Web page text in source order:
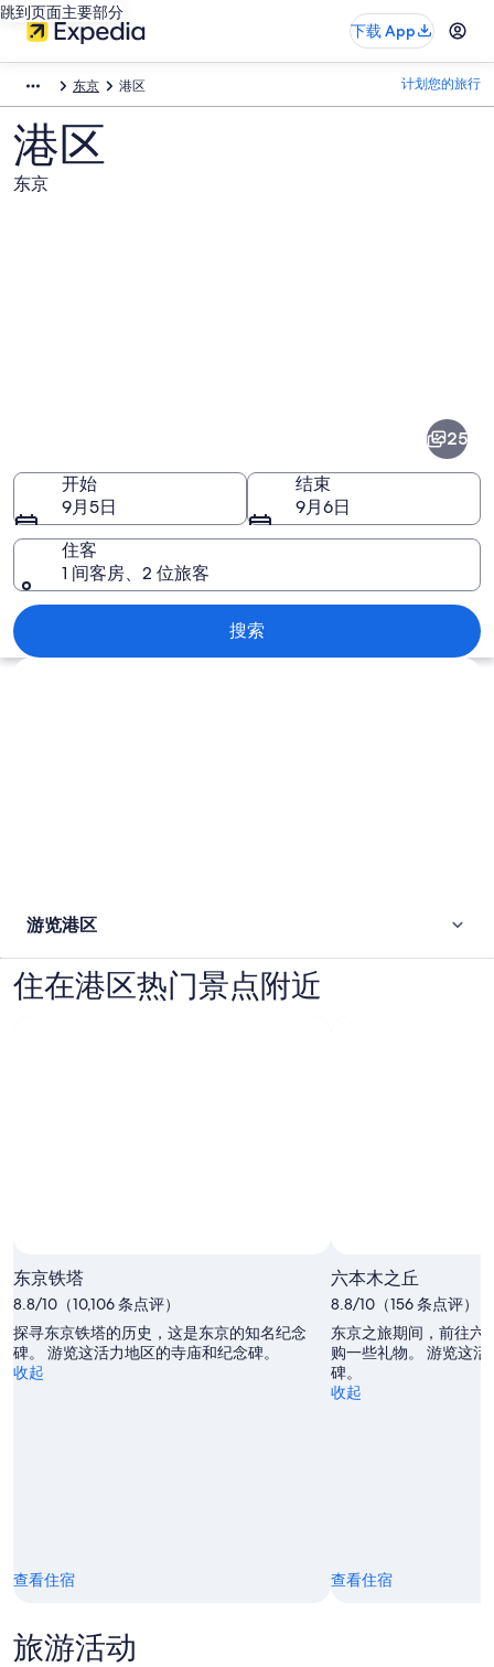
跳到页面主要部分
下载 App
东京 港区 计划您的旅行
港区
东京
25
开始
9月5日
结束
9月6日
住客
1 间客房、2 位旅客
搜索
浏览地图
游览港区
住在港区热门景点附近
东京铁塔
8.8/10（10,106 条点评）
探寻东京铁塔的历史，这是东京的知名纪念
碑。 游览这活力地区的寺庙和纪念碑。
收起
查看住宿
六本木之丘
8.8/10（156 条点评）
东京之旅期间，前往六
购一些礼物。 游览这
碑。
收起
查看住宿
旅游活动